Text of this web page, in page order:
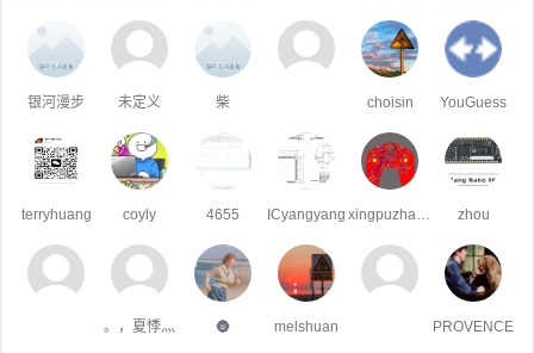
银河漫步 未定义 柴 choisin YouGuess
terryhuang coyly 4655 ICyangyang zhou
。，夏悸灬 🌚 melshuan PROVENCE